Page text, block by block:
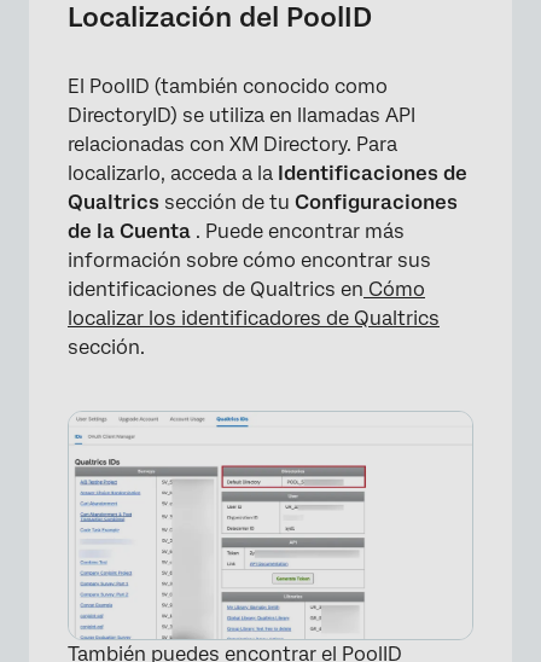
Localización del PoolID
El PoolID (también conocido como
DirectoryID) se utiliza en llamadas API
relacionadas con XM Directory. Para
localizarlo, acceda a la Identificaciones de
Qualtrics sección de tu Configuraciones
de la Cuenta . Puede encontrar más
información sobre cómo encontrar sus
identificaciones de Qualtrics en Cómo
localizar los identificadores de Qualtrics
sección.
También puedes encontrar el PoolID